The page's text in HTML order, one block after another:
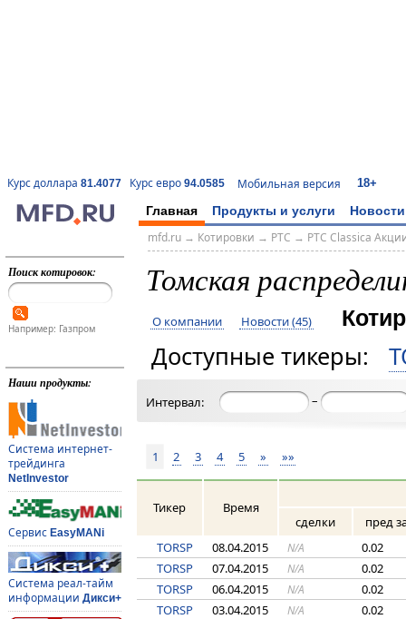
Курс доллара 81.4077 Курс евро 94.0585 Мобильная версия 18+
Главная Продукты и услуги Новости
Поиск котировок:
Например: Газпром
Наши продукты:
Система интернет-
трейдинга
NetInvestor
Сервис EasyMANi
Система реал-тайм
информации Дикси+
mfd.ru→ Котировки → РТС → РТС Classica
Томская
О компании Новости (45)
Доступные тикеры:
Интервал: –
1 2 3 4 5 » »»
Тикер
Время
сделки
пред
TORSP
08.04.2015 N/A
0.02
TORSP
07.04.2015 N/A
0.02
TORSP
06.04.2015 N/A
0.02
TORSP
03.04.2015 N/A
0.02